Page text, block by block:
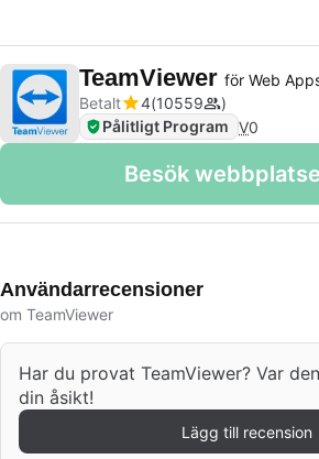
TeamViewer för Web
Betalt
4 10559
Pålitligt Program V0
Besök
Användarrecensioner
om TeamViewer
Har du provat TeamViewer? Var
din åsikt!
Lägg till recension